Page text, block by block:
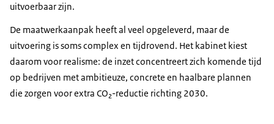
uitvoerbaar zijn.
De maatwerkaanpak heeft al veel opgeleverd, maar de
uitvoering is soms complex en tijdrovend. Het kabinet kiest
daarom voor realisme: de inzet concentreert zich komende tijd
op bedrijven met ambitieuze, concrete en haalbare plannen
die zorgen voor extra CO₂-reductie richting 2030.